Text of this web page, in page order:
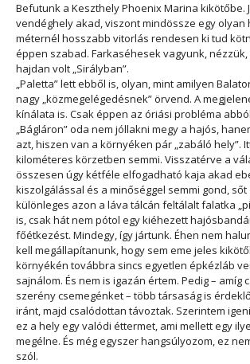
Befutunk a Keszthely Phoenix Marina kikötőbe.
vendéghely akad, viszont mindössze egy olyan
méternél hosszabb vitorlás rendesen ki tud
éppen szabad. Farkaséhesek vagyunk, nézzük,
hajdan volt „Sirályban”.
„Paletta” lett ebből is, olyan, mint amilyen
nagy „közmegelégedésnek” örvend. A
kínálata is. Csak éppen az óriási probléma
„Bágláron” oda nem jóllakni megy a hajós,
azt, hiszen van a környéken pár „zabáló hely”.
kilométeres körzetben semmi. Visszatérve a
összesen úgy kétféle elfogadható kaja akad
kiszolgálással és a minőséggel semmi gond,
különleges azon a láva tálcán feltálalt falatka
is, csak hát nem pótol egy kiéhezett
főétkezést. Mindegy, így jártunk. Éhen nem
kell megállapítanunk, hogy sem eme jeles
környékén továbbra sincs egyetlen épkézláb
sajnálom. És nem is igazán értem. Pedig – amíg
szerény csemegénket – több társaság is
iránt, majd csalódottan távoztak. Szerintem
ez a hely egy valódi éttermet, ami mellett egy
megélne. És még egyszer hangsúlyozom, ez
szól.